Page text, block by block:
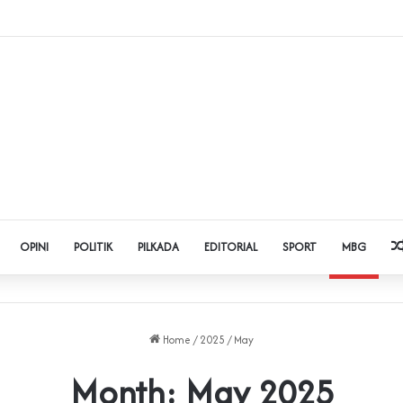
OPINI POLITIK PILKADA EDITORIAL SPORT MBG
Home / 2025 / May
Month: May 2025